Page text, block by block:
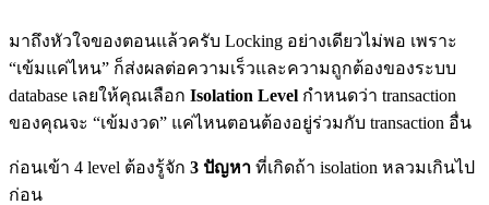
มาถึงหัวใจของตอนแล้วครับ Locking อย่างเดียวไม่พอ เพราะ
“เข้มแค่ไหน” ก็ส่งผลต่อความเร็วและความถูกต้องของระบบ
database เลยให้คุณเลือก Isolation Level กำหนดว่า transaction
ของคุณจะ “เข้มงวด” แค่ไหนตอนต้องอยู่ร่วมกับ transaction อื่น
ก่อนเข้า 4 level ต้องรู้จัก 3 ปัญหา ที่เกิดถ้า isolation หลวมเกินไป
ก่อน